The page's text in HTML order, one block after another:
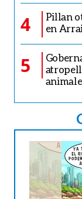
4
Pillan
en
5